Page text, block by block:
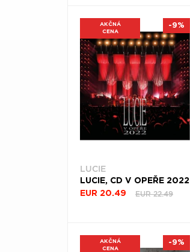
Filtrovať
(22)
AKČNÁ
CENA
LUCIE
LUCIE, CD V OPEŘE 2022
EUR 20.49
EUR 22.49
-9%
AKČNÁ
CENA
-9%